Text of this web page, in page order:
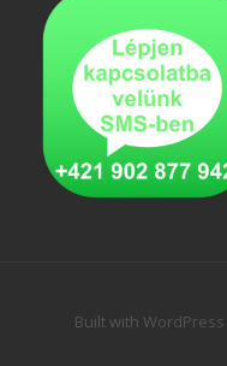
Built with WordPress